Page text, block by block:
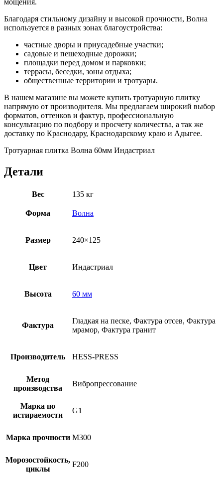
мощения.
Благодаря стильному дизайну и высокой прочности, Волна
используется в разных зонах благоустройства:
частные дворы и приусадебные участки;
садовые и пешеходные дорожки;
площадки перед домом и парковки;
террасы, беседки, зоны отдыха;
общественные территории и тротуары.
В нашем магазине вы можете купить тротуарную плитку
напрямую от производителя. Мы предлагаем широкий выбор
форматов, оттенков и фактур, профессиональную
консультацию по подбору и просчету количества, а так же
доставку по Краснодару, Краснодарскому краю и Адыгее.
Тротуарная плитка Волна 60мм Индастриал
Детали
Вес 135 кг
Форма Волна
Размер 240×125
Цвет Индастриал
Высота 60 мм
Фактура
Гладкая на песке, Фактура отсев, Фактура
мрамор, Фактура гранит
Производитель HESS-PRESS
Метод
производства
Вибропрессование
Марка по
истираемости
G1
Марка прочности M300
Морозостойкость,
циклы
F200